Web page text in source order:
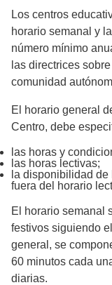
Los centros
horario semanal y
número mínimo
las directrices
comunidad
El horario general
Centro, debe
las horas y
las horas lectivas;
la disponibilidad
fuera del horario
El horario semanal
festivos siguiendo
general, se
60 minutos cada
diarias.